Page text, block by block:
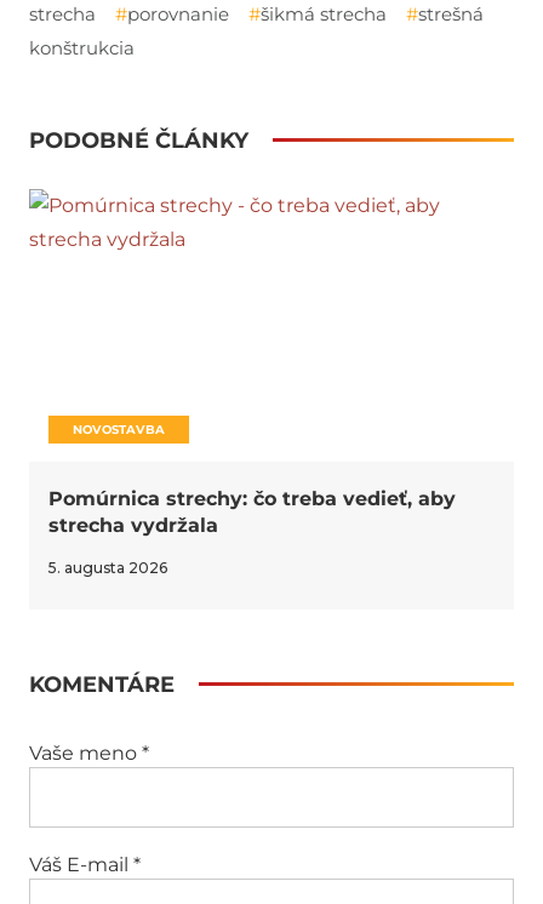
strecha
porovnanie šikmá strecha
strešná
konštrukcia
PODOBNÉ ČLÁNKY
NOVOSTAVBA
Pomúrnica strechy: čo treba vedieť, aby
strecha vydržala
5. augusta 2026
KOMENTÁRE